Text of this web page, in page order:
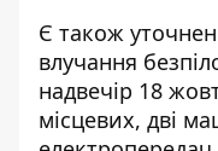
Є також
влучання
надвечір 18
місцевих, дві